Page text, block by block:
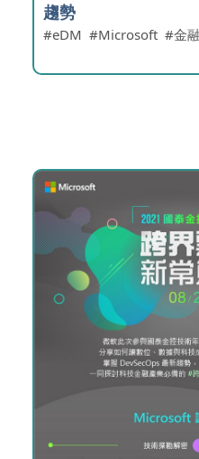
趨勢
eDM Microsoft 金